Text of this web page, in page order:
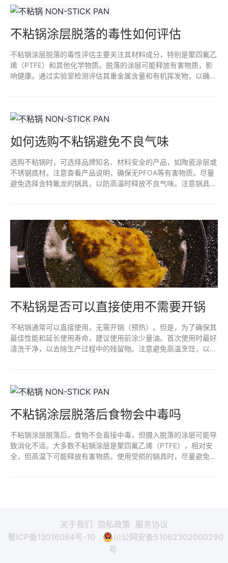
不粘锅涂层脱落的毒性如何评估
不粘锅涂层脱落的毒性评估主要关注其材料成分，特别是聚四氟乙
烯（PTFE）和其他化学物质。脱落的涂层可能释放有害物质，影
响健康。通过实验室检测评估其重金属含量和有机挥发物，以确定
如何选购不粘锅避免不良气味
选购不粘锅时，可选择品牌知名、材料安全的产品，如陶瓷涂层或
不锈钢底材。注意查看产品说明，确保无PFOA等有害物质。尽量
避免选择含特氟龙的锅具，以防高温时释放不良气味。注意锅具的
不粘锅是否可以直接使用不需要开锅
不粘锅通常可以直接使用，无需开锅（预热）。但是，为了确保其
最佳性能和延长使用寿命，建议使用前涂少量油。首次使用时最好
清洗干净，以去除生产过程中的残留物。注意避免高温烹饪，以防
不粘锅涂层脱落后食物会中毒吗
不粘锅涂层脱落后，食物不会直接中毒，但摄入脱落的涂层可能导
致消化不适。大多数不粘锅涂层是聚四氟乙烯（PTFE），相对安
全，但高温下可能释放有害物质。使用受损的锅具时，尽量避免高
关于我们 隐私政策 服务协议
蜀ICP备13016084号-10
川公网安备51062302000290
号